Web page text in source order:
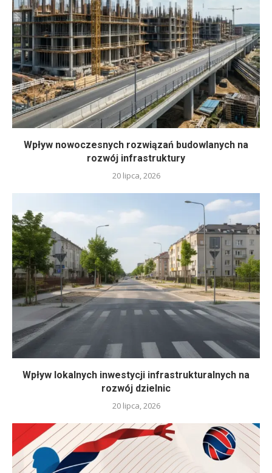
Wpływ nowoczesnych rozwiązań budowlanych na
rozwój infrastruktury
20 lipca, 2026
Wpływ lokalnych inwestycji infrastrukturalnych na
rozwój dzielnic
20 lipca, 2026